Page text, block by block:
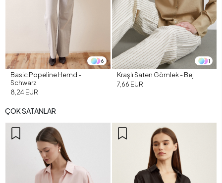
6
Basic Popeline Hemd -
Schwarz
8,24 EUR
1
Kraşlı Saten Gömlek - Bej
7,66 EUR
ÇOK SATANLAR